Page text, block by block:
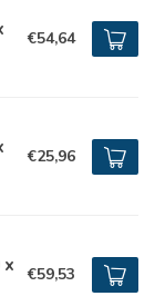
€54,64
€25,96
x €59,53